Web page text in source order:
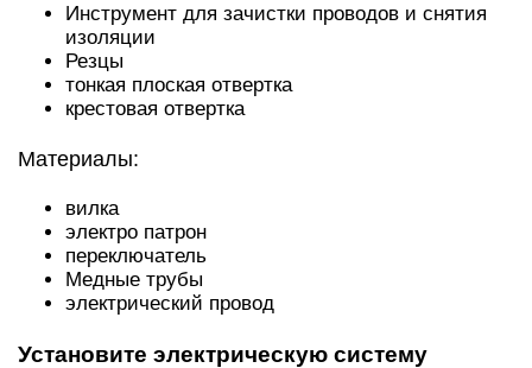
Инструмент для зачистки проводов и снятия
изоляции
Резцы
тонкая плоская отвертка
крестовая отвертка
Материалы:
вилка
электро патрон
переключатель
Медные трубы
электрический провод
Установите электрическую систему